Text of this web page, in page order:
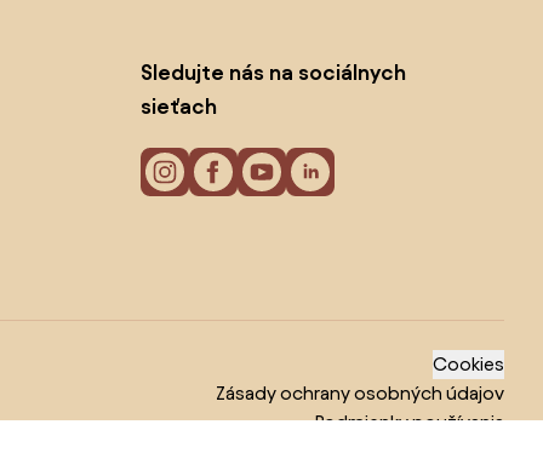
Sledujte nás na sociálnych
sieťach
Cookies
Zásady ochrany osobných údajov
Podmienky používania